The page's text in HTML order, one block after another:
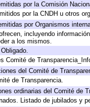
por la Comisión
por la CNDH u otros
por Organismos
incluyendo
a los mismos.
Comité de
del Comité de
de Transparencia.
ordinarias del Comité de
Listado de jubilados y